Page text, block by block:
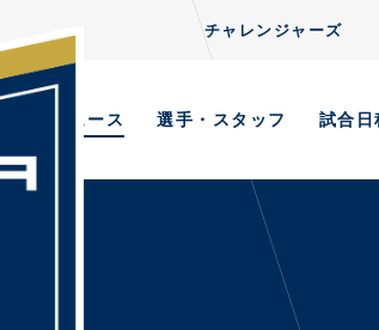
チャレンジャーズ
ニュース 選手・スタッフ 試合日
PLAYERS / STAFFS
CLUB TOP TEAM